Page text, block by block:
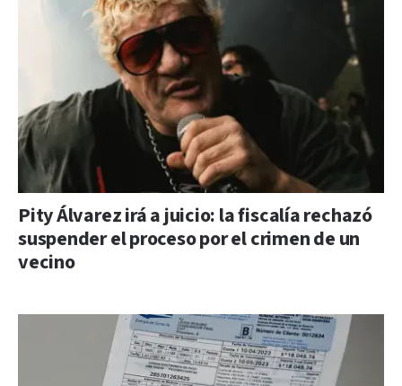
Pity Álvarez irá a juicio: la fiscalía rechazó
suspender el proceso por el crimen de un
vecino